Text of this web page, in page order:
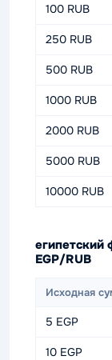
100 RUB
250 RUB
500 RUB
1000 RUB
2000 RUB
5000 RUB
10000 RUB
египетский
EGP/RUB
Исходная
5 EGP
10 EGP